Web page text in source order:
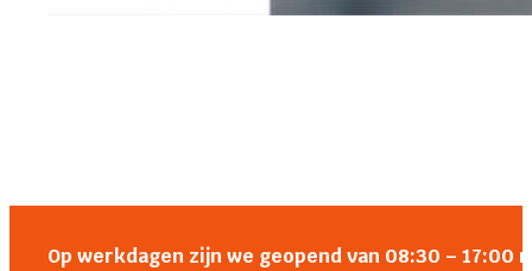
Op werkdagen zijn we geopend van 08:30 –